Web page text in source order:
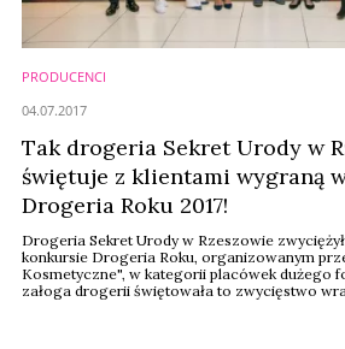
PRODUCENCI
Tak drogeria Sekret Urody w
świętuje z klientami wygraną
Drogeria Roku 2017!
Drogeria Sekret Urody w Rzeszowie
konkursie Drogeria Roku, organizowanym
Kosmetyczne", w kategorii placówek dużego
załoga drogerii świętowała to zwycięstwo
04.07.2017